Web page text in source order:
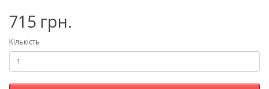
715 грн.
Кількість